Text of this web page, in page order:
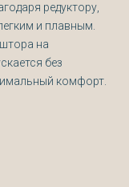
редуктору,
и плавным.
на
без
комфорт.